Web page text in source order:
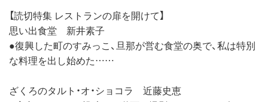
【読切特集 レストランの扉を開けて】
思い出食堂 新井素子
●復興した町のすみっこ、旦那が営む食堂の奥で、私は特別
な料理を出し始めた……
ざくろのタルト・オ・ショコラ 近藤史恵